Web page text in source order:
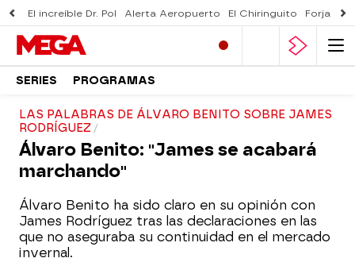
El increíble Dr. Pol Alerta Aeropuerto El Chiringuito Forjado
SERIES PROGRAMAS
LAS PALABRAS DE ÁLVARO BENITO SOBRE JAMES
RODRÍGUEZ
Álvaro Benito: "James se acabará
marchando"
Álvaro Benito ha sido claro en su opinión con
James Rodríguez tras las declaraciones en las
que no aseguraba su continuidad en el mercado
invernal.